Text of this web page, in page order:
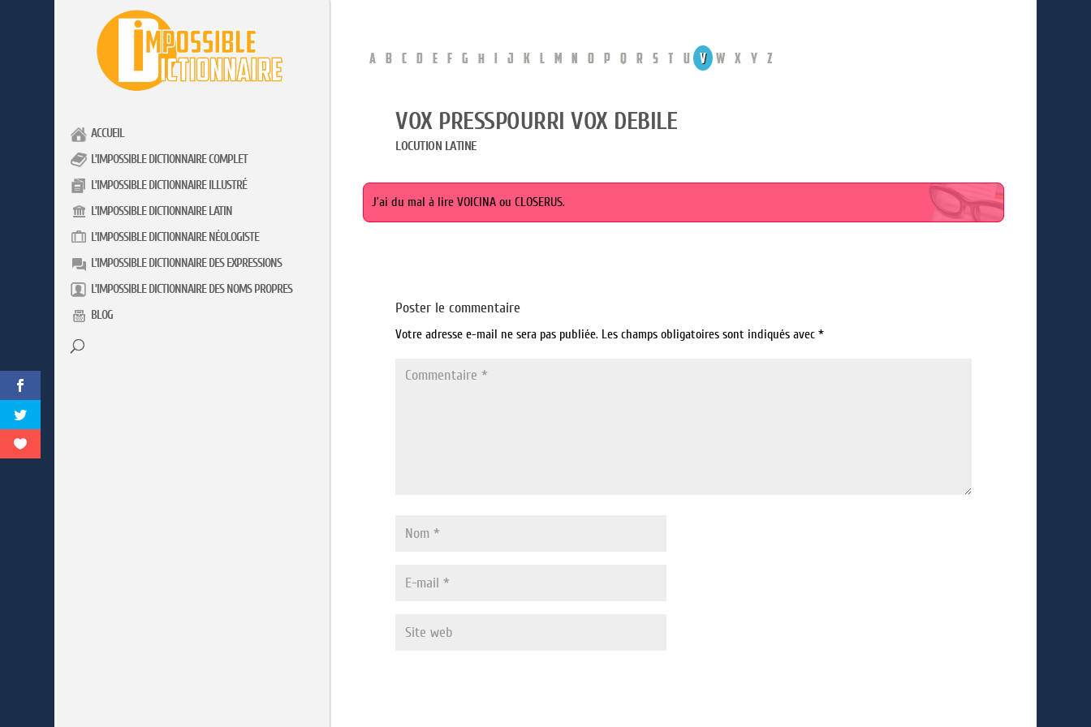
ACCUEIL
L’IMPOSSIBLE DICTIONNAIRE COMPLET
L’IMPOSSIBLE DICTIONNAIRE ILLUSTRÉ
L’IMPOSSIBLE DICTIONNAIRE LATIN
L’IMPOSSIBLE DICTIONNAIRE NÉOLOGISTE
L’IMPOSSIBLE DICTIONNAIRE DES EXPRESSIONS
L’IMPOSSIBLE DICTIONNAIRE DES NOMS PROPRES
BLOG
A B C D E F G H I J K L M N O P Q R S T U V W X Y Z
VOX PRESSPOURRI VOX DEBILE
LOCUTION LATINE
J’ai du mal à lire VOICINA ou CLOSERUS.
Poster le commentaire
Votre adresse e-mail ne sera pas publiée. Les champs obligatoires sont indiqués avec*